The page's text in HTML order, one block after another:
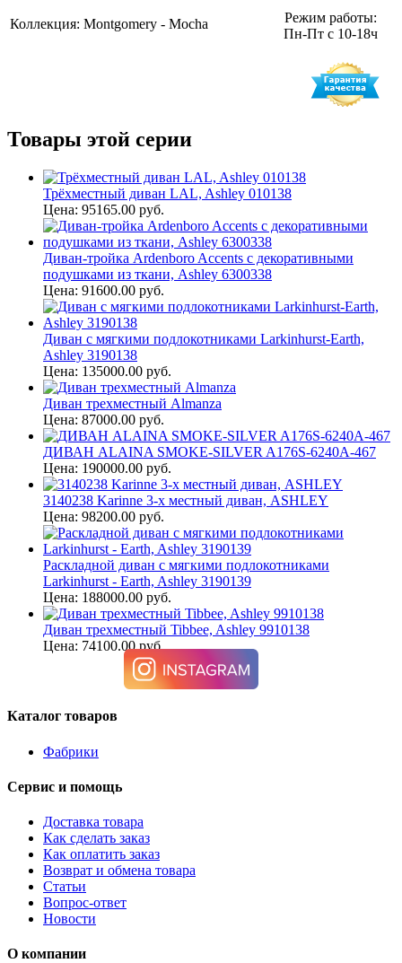
Коллекция: Montgomery - Mocha
Режим работы:
Пн-Пт с 10-18ч
Товары этой серии
Трёхместный диван LAL, Ashley 010138
Цена: 95165.00 руб.
Диван-тройка Ardenboro Accents с декоративными
подушками из ткани, Ashley 6300338
Цена: 91600.00 руб.
Диван с мягкими подлокотниками Larkinhurst-Earth,
Ashley 3190138
Цена: 135000.00 руб.
Диван трехместный Almanza
Цена: 87000.00 руб.
ДИВАН ALAINA SMOKE-SILVER A176S-6240A-467
Цена: 190000.00 руб.
3140238 Karinne 3-х местный диван, ASHLEY
Цена: 98200.00 руб.
Раскладной диван с мягкими подлокотниками
Larkinhurst - Earth, Ashley 3190139
Цена: 188000.00 руб.
Диван трехместный Tibbee, Ashley 9910138
Цена: 74100.00 руб.
Каталог товаров
Фабрики
Сервис и помощь
Доставка товара
Как сделать заказ
Как оплатить заказ
Возврат и обмена товара
Статьи
Вопрос-ответ
Новости
О компании